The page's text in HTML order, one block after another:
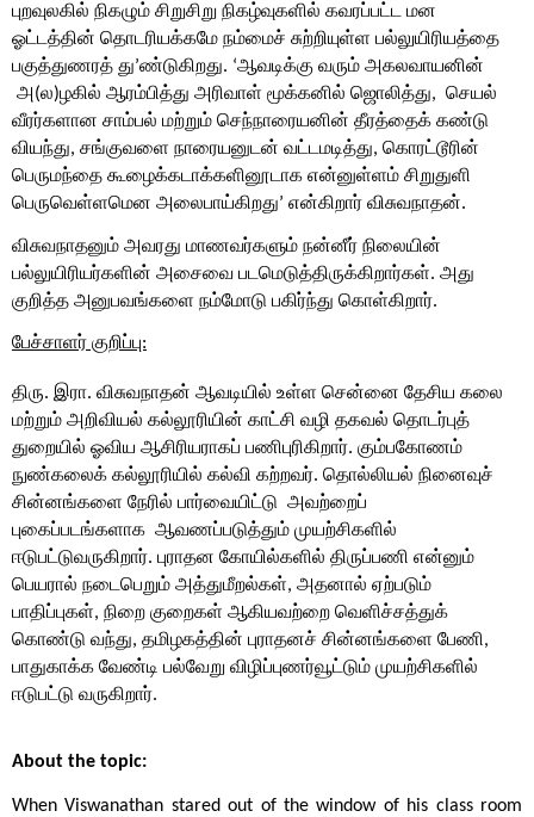
புறவுலகில் நிகழும் சிறுசிறு நிகழ்வுகளில் கவரப்பட்ட மன
ஓட்டத்தின் தொடரியக்கமே நம்மைச் சுற்றியுள்ள பல்லுயிரியத்தை
பகுத்துணரத் து’ண்டுகிறது. ‘ஆவடிக்கு வரும் அகலவாயனின்
அ(ல)ழகில் ஆரம்பித்து அரிவாள் மூக்கனில் ஜொலித்து,  செயல்
வீரர்களான சாம்பல் மற்றும் செந்நாரையனின் தீரத்தைக் கண்டு
வியந்து, சங்குவளை நாரையனுடன் வட்டமடித்து, கொரட்டூரின்
பெருமந்தை கூழைக்கடாக்களினூடாக என்னுள்ளம் சிறுதுளி
பெருவெள்ளமென அலைபாய்கிறது’ என்கிறார் விசுவநாதன்.
விசுவநாதனும் அவரது மாணவர்களும் நன்னீர் நிலையின்
பல்லுயிரியர்களின் அசைவை படமெடுத்திருக்கிறார்கள். அது
குறித்த அனுபவங்களை நம்மோடு பகிர்ந்து கொள்கிறார்.
பேச்சாளர் குறிப்பு:
திரு. இரா. விசுவநாதன் ஆவடியில் உள்ள சென்னை தேசிய கலை
மற்றும் அறிவியல் கல்லூரியின் காட்சி வழி தகவல் தொடர்புத்
துறையில் ஓவிய ஆசிரியராகப் பணிபுரிகிறார். கும்பகோணம்
நுண்கலைக் கல்லூரியில் கல்வி கற்றவர். தொல்லியல் நினைவுச்
சின்னங்களை நேரில் பார்வையிட்டு  அவற்றைப்
புகைப்படங்களாக  ஆவணப்படுத்தும் முயற்சிகளில்
ஈடுபட்டுவருகிறார். புராதன கோயில்களில் திருப்பணி என்னும்
பெயரால் நடைபெறும் அத்துமீறல்கள், அதனால் ஏற்படும்
பாதிப்புகள், நிறை குறைகள் ஆகியவற்றை வெளிச்சத்துக்
கொண்டு வந்து, தமிழகத்தின் புராதனச் சின்னங்களை பேணி,
பாதுகாக்க வேண்டி பல்வேறு விழிப்புணர்வூட்டும் முயற்சிகளில்
ஈடுபட்டு வருகிறார்.
About the topic:
When Viswanathan stared out of the window of his class room